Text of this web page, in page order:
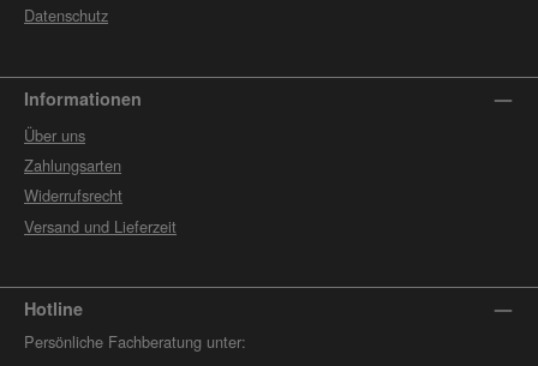
Datenschutz
Informationen
Über uns
Zahlungsarten
Widerrufsrecht
Versand und Lieferzeit
Hotline
Persönliche Fachberatung unter: